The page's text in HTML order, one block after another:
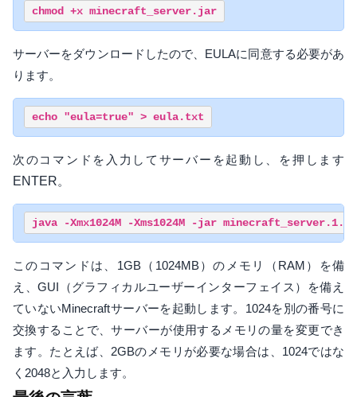
サーバーをダウンロードしたので、EULAに同意する必要があ
ります。
次のコマンドを入力してサーバーを起動し、を押します
ENTER。
このコマンドは、1GB（1024MB）のメモリ（RAM）を備
え、GUI（グラフィカルユーザーインターフェイス）を備え
ていないMinecraftサーバーを起動します。1024を別の番号に
交換することで、サーバーが使用するメモリの量を変更でき
ます。たとえば、2GBのメモリが必要な場合は、1024ではな
く2048と入力します。